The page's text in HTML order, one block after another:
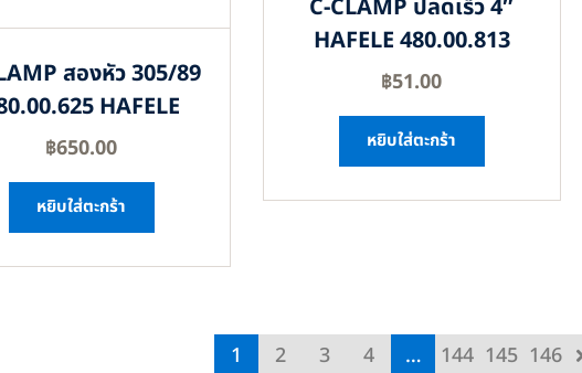
C-CLAMP ปลดเร็ว 4″
HAFELE 480.00.813
฿51.00
หยิบใส่ตะกร้า
สองหัว 305/89
HAFELE
฿650.00
หยิบใส่ตะกร้า
1 2 3 4 … 144 145 146